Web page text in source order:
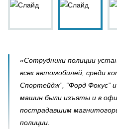
«Сотрудники полиции
всех автомобилей, среди
Спортейдж”, “Форд Фокус”
машин были изъяты и в
пострадавшим
полиции.